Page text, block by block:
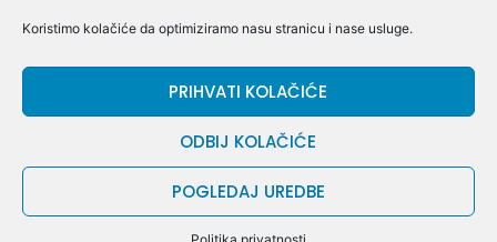
Koristimo kolačiće da optimiziramo nasu stranicu i nase usluge.
PRIHVATI KOLAČIĆE
ODBIJ KOLAČIĆE
POGLEDAJ UREDBE
Volmersvej 11 6000 Kolding Danska
+45 60609846
CVR Nr. 42779997
© DIZGRAM – 2026